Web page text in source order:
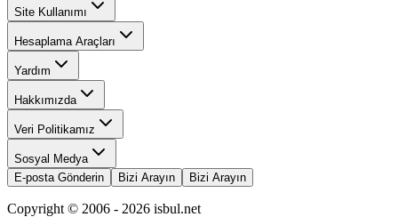
Site Kullanımı
Hesaplama Araçları
Yardım
Hakkımızda
Veri Politikamız
Sosyal Medya
E-posta Gönderin
Bizi Arayın Bizi Arayın
Copyright © 2006 - 2026 isbul.net